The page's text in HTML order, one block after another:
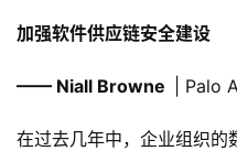
加强软件供应链安全建设
—— Niall Browne | Palo
在过去几年中，企业组织的